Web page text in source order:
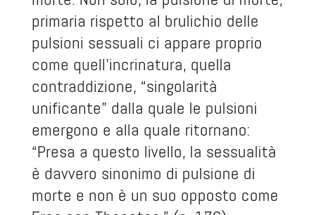
primaria rispetto al brulichio delle
pulsioni sessuali ci appare proprio
come quell’incrinatura, quella
contraddizione, “singolarità
unificante” dalla quale le pulsioni
emergono e alla quale ritornano:
“Presa a questo livello, la sessualità
è davvero sinonimo di pulsione di
morte e non è un suo opposto come